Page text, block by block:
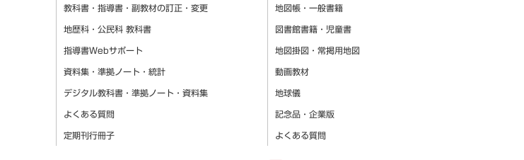
教科書・指導書・副教材の訂正・変更
地歴科・公民科 教科書
指導書Webサポート
資料集・準拠ノート・統計
デジタル教科書・準拠ノート・資料集
よくある質問
定期刊行冊子
地図帳・一般書籍
図書館書籍・児童書
地図掛図・常掲用地図
動画教材
地球儀
記念品・企業版
よくある質問